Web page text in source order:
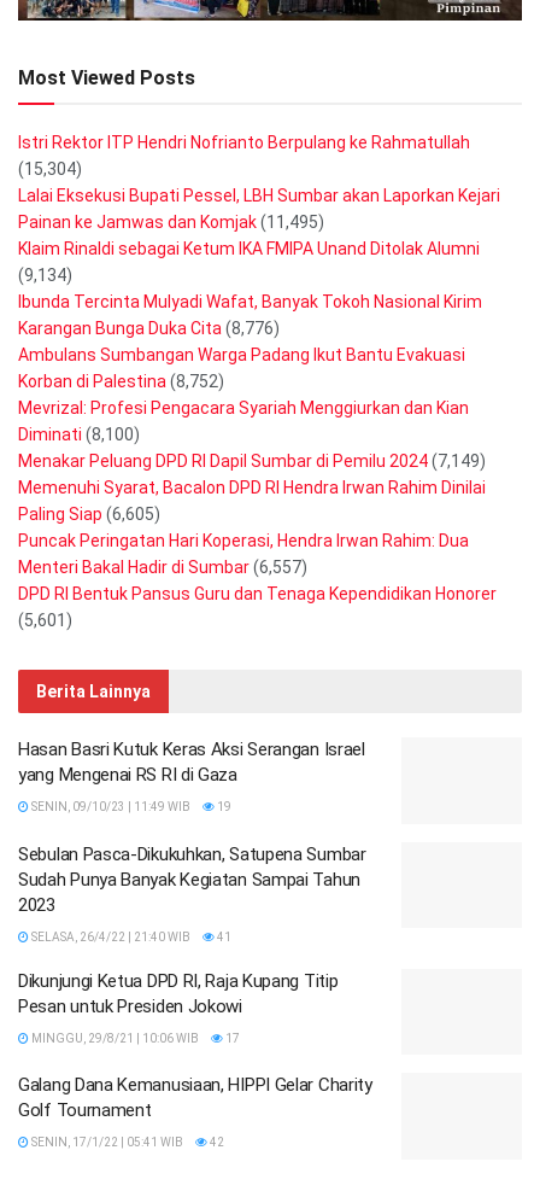
Most Viewed Posts
Istri Rektor ITP Hendri Nofrianto Berpulang ke Rahmatullah
(15,304)
Lalai Eksekusi Bupati Pessel, LBH Sumbar akan Laporkan Kejari
Painan ke Jamwas dan Komjak(11,495)
Klaim Rinaldi sebagai Ketum IKA FMIPA Unand Ditolak Alumni
(9,134)
Ibunda Tercinta Mulyadi Wafat, Banyak Tokoh Nasional Kirim
Karangan Bunga Duka Cita(8,776)
Ambulans Sumbangan Warga Padang Ikut Bantu Evakuasi
Korban di Palestina(8,752)
Mevrizal: Profesi Pengacara Syariah Menggiurkan dan Kian
Diminati (8,100)
Menakar Peluang DPD RI Dapil Sumbar di Pemilu 2024(7,149)
Memenuhi Syarat, Bacalon DPD RI Hendra Irwan Rahim Dinilai
Paling Siap (6,605)
Puncak Peringatan Hari Koperasi, Hendra Irwan Rahim: Dua
Menteri Bakal Hadir di Sumbar(6,557)
DPD RI Bentuk Pansus Guru dan Tenaga Kependidikan Honorer
(5,601)
Berita Lainnya
Hasan Basri Kutuk Keras Aksi Serangan Israel
yang Mengenai RS RI di Gaza
SENIN, 09/10/23 | 11:49 WIB 19
Sebulan Pasca-Dikukuhkan, Satupena Sumbar
Sudah Punya Banyak Kegiatan Sampai Tahun
2023
SELASA, 26/4/22 | 21:40 WIB 41
Dikunjungi Ketua DPD RI, Raja Kupang Titip
Pesan untuk Presiden Jokowi
MINGGU, 29/8/21 | 10:06 WIB 17
Galang Dana Kemanusiaan, HIPPI Gelar Charity
Golf Tournament
SENIN, 17/1/22 | 05:41 WIB 42